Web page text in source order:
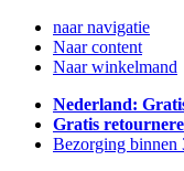
naar navigatie
Naar content
Naar winkelmand
Nederland:
Gratis
Bezorging binnen